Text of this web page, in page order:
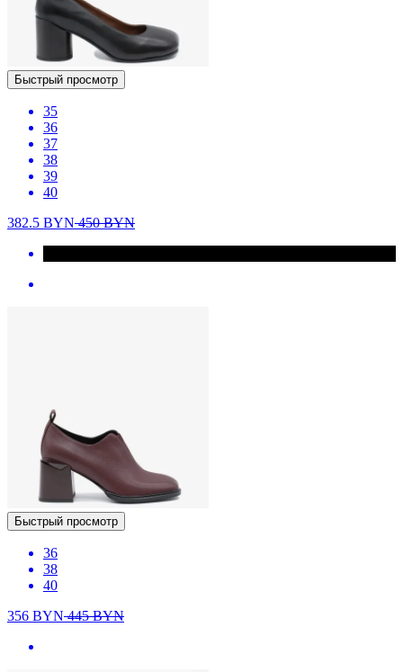
Быстрый просмотр
35
36
37
38
39
40
382.5 BYN450BYN
Быстрый просмотр
36
38
40
356 BYN445BYN